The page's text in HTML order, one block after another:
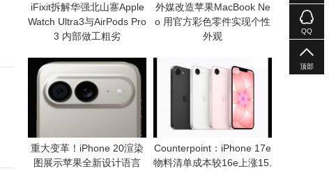
iFixit拆解华强北山寨Apple
Watch Ultra3与AirPods Pro
3 内部做工粗劣
外媒改造苹果MacBook Ne
o 用官方彩色零件实现个性
外观
重大变革！iPhone 20渲染
图展示苹果全新设计语言
Counterpoint：iPhone 17e
物料清单成本较16e上涨15.
QQ
顶部